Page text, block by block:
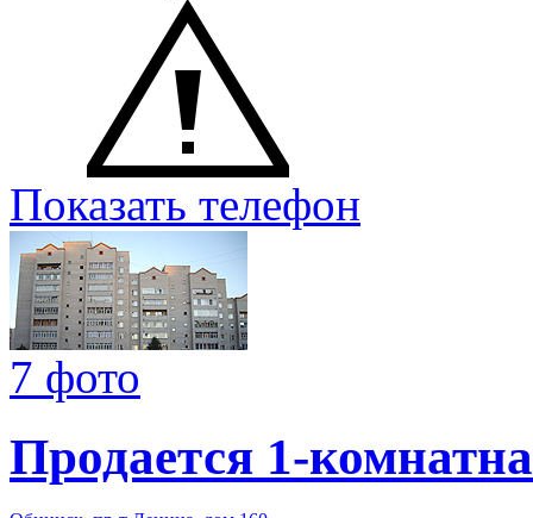
Показать телефон
7 фото
Продается 1-